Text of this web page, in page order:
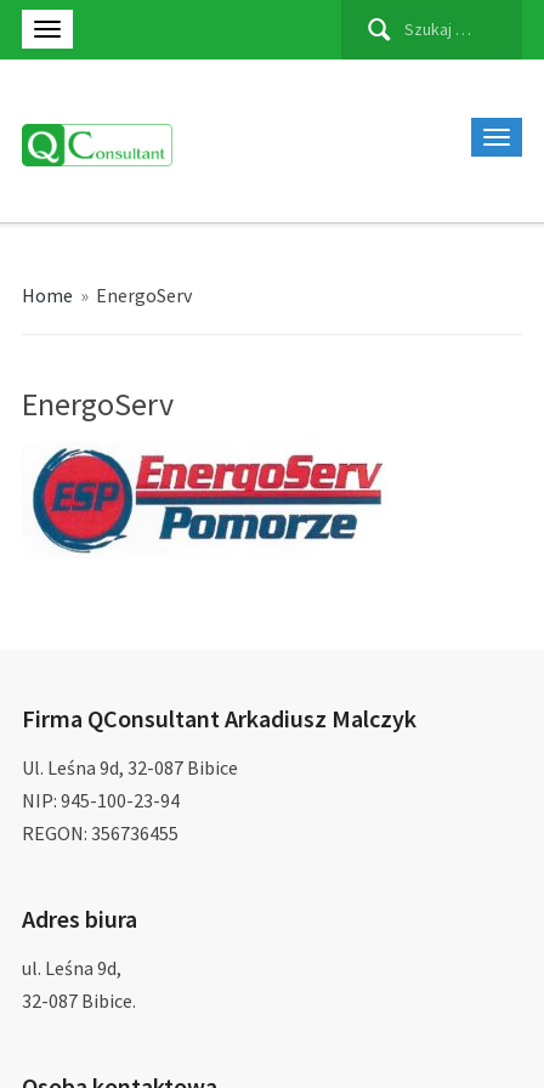
Szukaj:
Home » EnergoServ
EnergoServ
Firma QConsultant Arkadiusz Malczyk
Ul. Leśna 9d, 32-087 Bibice
NIP: 945-100-23-94
REGON: 356736455
Adres biura
ul. Leśna 9d,
32-087 Bibice.